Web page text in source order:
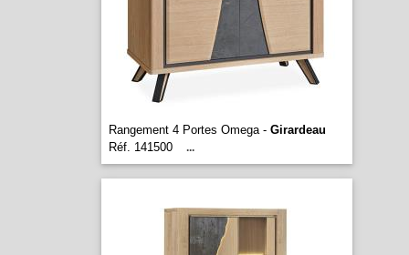
Rangement 4 Portes Omega - Girardeau
Réf. 141500
...